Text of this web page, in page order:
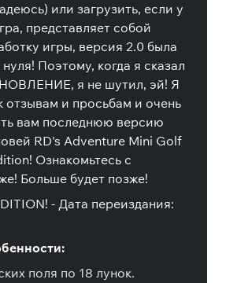
или загрузить, если у
представляет собой
игры, версия 2.0 была
Поэтому, когда я сказал
я не шутил, эй! Я
отзывам и просьбам и очень
вам последнюю версию
RD's Adventure Mini Golf
Ознакомьтесь с
Больше будет позже!
- Дата переиздания:
поля по 18 лунок.